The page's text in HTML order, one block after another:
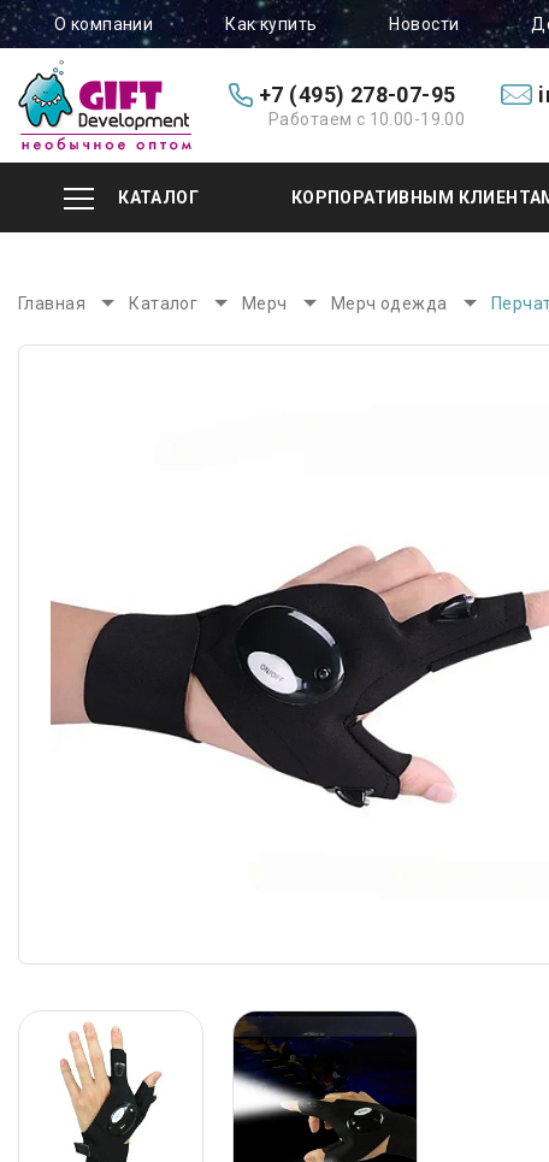
О компании Как купить Новости
+7 (495) 278-07-95
Работаем с 10.00-19.00
КАТАЛОГ КОРПОРАТИВНЫМ
Главная Каталог Мерч Мерч одежда